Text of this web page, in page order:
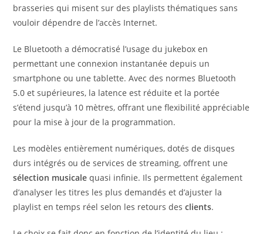
brasseries qui misent sur des playlists thématiques sans
vouloir dépendre de l’accès Internet.
Le Bluetooth a démocratisé l’usage du jukebox en
permettant une connexion instantanée depuis un
smartphone ou une tablette. Avec des normes Bluetooth
5.0 et supérieures, la latence est réduite et la portée
s’étend jusqu’à 10 mètres, offrant une flexibilité appréciable
pour la mise à jour de la programmation.
Les modèles entièrement numériques, dotés de disques
durs intégrés ou de services de streaming, offrent une
sélection musicale quasi infinie. Ils permettent également
d’analyser les titres les plus demandés et d’ajuster la
playlist en temps réel selon les retours desclients.